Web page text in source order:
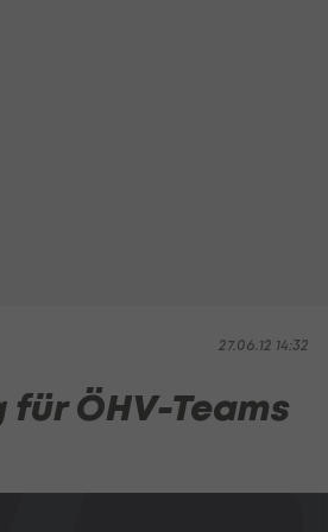
27.06.12 14:32
ÖHV-Teams